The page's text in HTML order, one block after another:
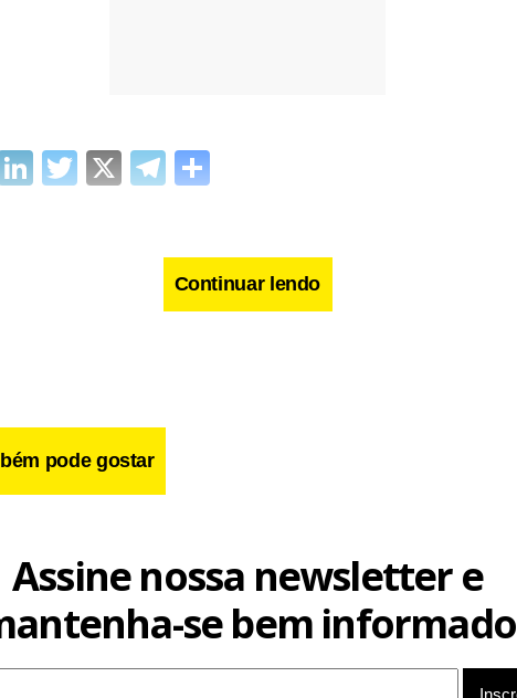
LinkedIn
Twitter
X Telegram
Continuar lendo
pode gostar
Assine nossa newsletter e
se bem informado